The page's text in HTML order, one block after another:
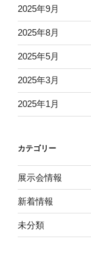
2025年9月
2025年8月
2025年5月
2025年3月
2025年1月
カテゴリー
展示会情報
新着情報
未分類